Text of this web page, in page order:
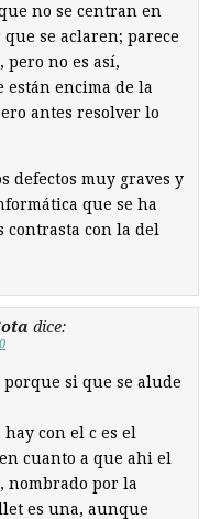
no se centran en
se aclaren; parece
pero no es así,
están encima de la
antes resolver lo
defectos muy graves y
que se ha
contrasta con la del
dice:
si que se alude
con el c es el
cuanto a que ahi el
nombrado por la
es una, aunque